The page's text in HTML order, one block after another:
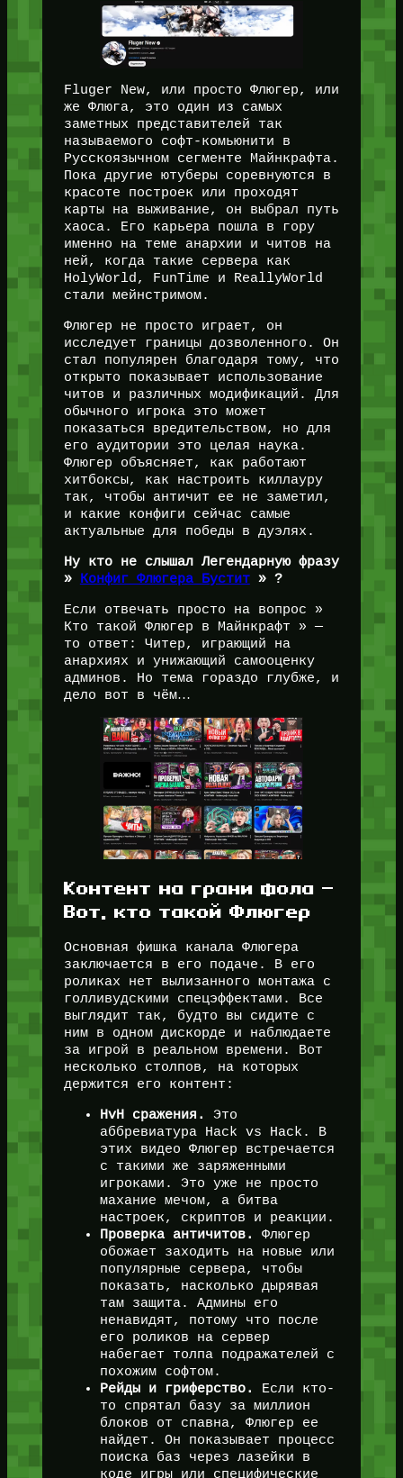
Fluger New, или просто Флюгер, или
же Флюга, это один из самых
заметных представителей так
называемого софт-комьюнити в
Русскоязычном сегменте Майнкрафта.
Пока другие ютуберы соревнуются в
красоте построек или проходят
карты на выживание, он выбрал путь
хаоса. Его карьера пошла в гору
именно на теме анархии и читов на
ней, когда такие сервера как
HolyWorld, FunTime и ReallyWorld
стали мейнстримом.
Флюгер не просто играет, он
исследует границы дозволенного. Он
стал популярен благодаря тому, что
открыто показывает использование
читов и различных модификаций. Для
обычного игрока это может
показаться вредительством, но для
его аудитории это целая наука.
Флюгер объясняет, как работают
хитбоксы, как настроить киллауру
так, чтобы античит ее не заметил,
и какие конфиги сейчас самые
актуальные для победы в дуэлях.
Ну кто не слышал Легендарную фразу
»
Конфиг Флюгера Бустит» ?
Если отвечать просто на вопрос »
Кто такой Флюгер в Майнкрафт » —
то ответ: Читер, играющий на
анархиях и унижающий самооценку
админов. Но тема гораздо глубже, и
дело вот в чём…
Контент на грани фола —
Вот, кто такой Флюгер
Основная фишка канала Флюгера
заключается в его подаче. В его
роликах нет вылизанного монтажа с
голливудскими спецэффектами. Все
выглядит так, будто вы сидите с
ним в одном дискорде и наблюдаете
за игрой в реальном времени. Вот
несколько столпов, на которых
держится его контент:
HvH сражения.
Это
аббревиатура Hack vs Hack. В
этих видео Флюгер встречается
с такими же заряженными
игроками. Это уже не просто
махание мечом, а битва
настроек, скриптов и реакции.
Проверка античитов.
Флюгер
обожает заходить на новые или
популярные сервера, чтобы
показать, насколько дырявая
там защита. Админы его
ненавидят, потому что после
его роликов на сервер
набегает толпа подражателей с
похожим софтом.
Рейды и гриферство.
Если кто-
то спрятал базу за миллион
блоков от спавна, Флюгер ее
найдет. Он показывает процесс
поиска баз через лазейки в
коде игры или специфические